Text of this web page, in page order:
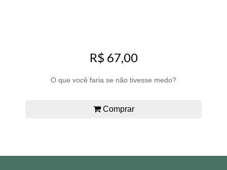
R$ 67,00
O que você faria se não tivesse medo?
Comprar